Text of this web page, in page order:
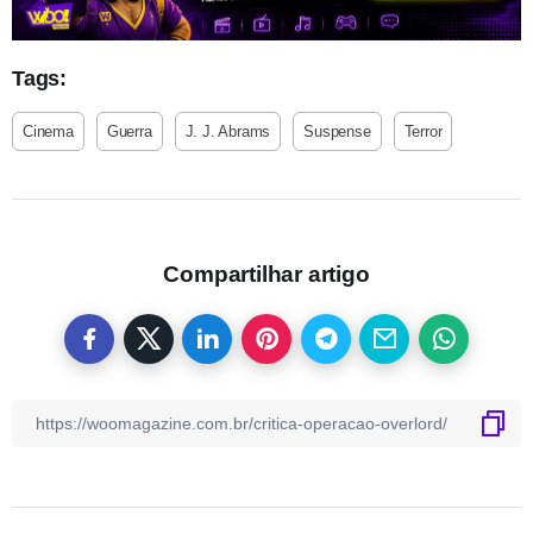
Tags:
Cinema Guerra J. J. Abrams Suspense Terror
Compartilhar artigo